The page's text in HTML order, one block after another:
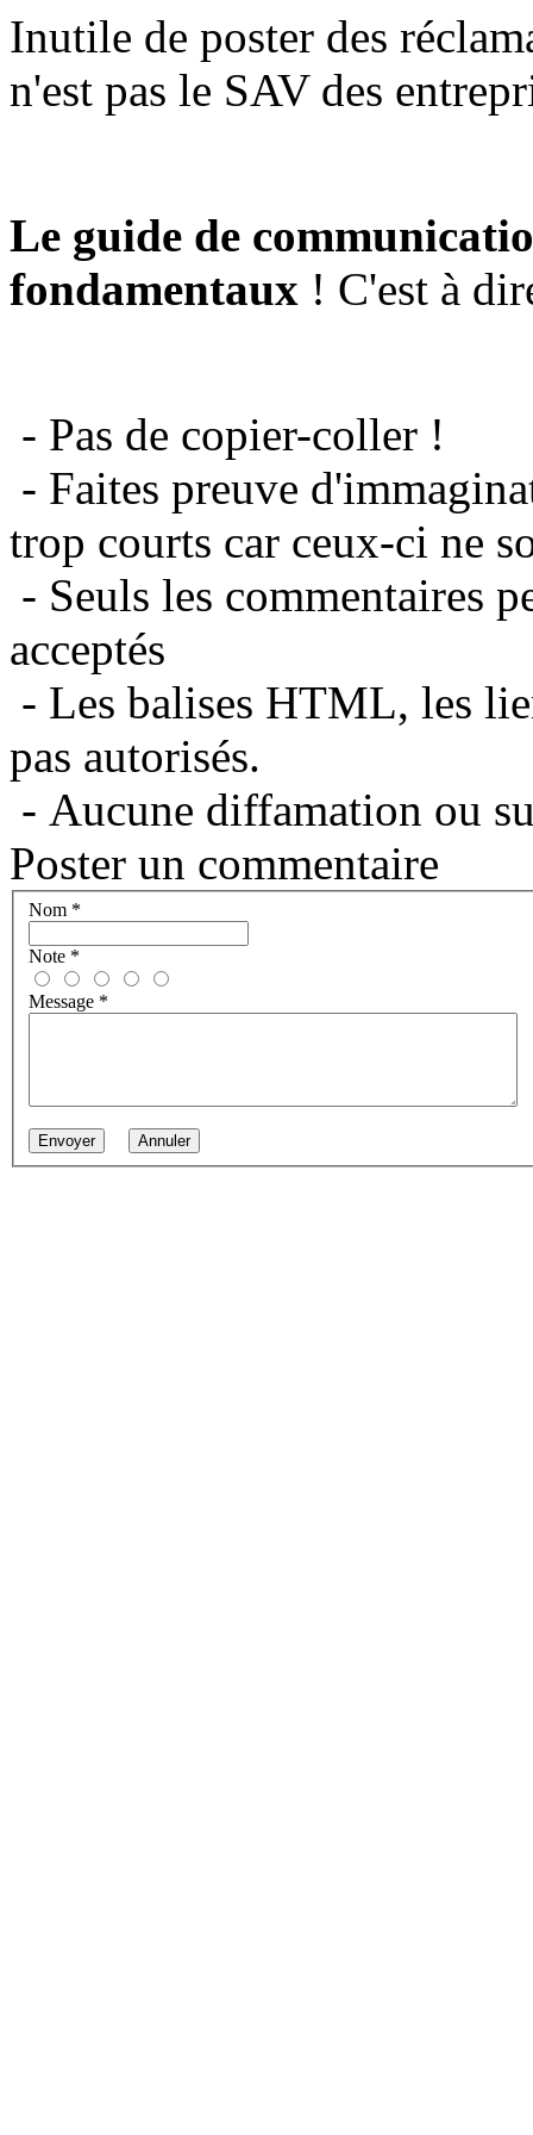
Inutile de poster des
n'est pas le SAV des
Le guide de
fondamentaux ! C'est à
- Pas de copier-coller !
- Faites preuve
trop courts car ceux-ci ne
- Seuls les commentaires
acceptés
- Les balises HTML, les
pas autorisés.
- Aucune diffamation ou
Poster un commentaire
Nom *
Note *
Message *